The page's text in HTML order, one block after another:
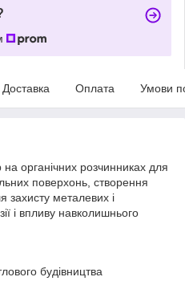
Доставка Оплата Умови
органічних розчинниках для
поверхонь, створення
захисту металевих і
і впливу навколишнього
будівництва